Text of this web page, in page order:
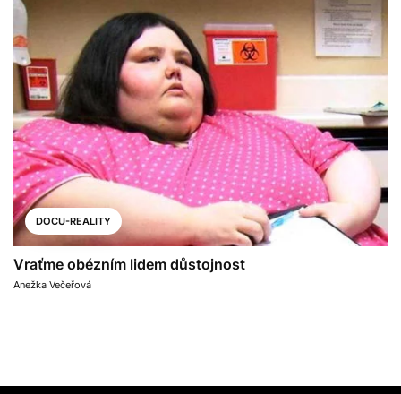
DOCU-REALITY
Vraťme obézním lidem důstojnost
Anežka Večeřová